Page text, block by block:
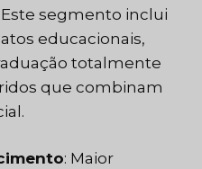
segmento inclui
educacionais,
totalmente
que combinam
: Maior